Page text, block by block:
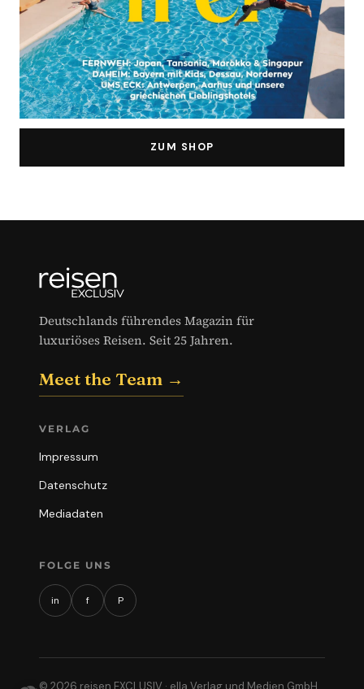
ZUM SHOP
Deutschlands führendes Magazin für
luxuriöses Reisen. Seit 25 Jahren.
Meet the Team →
VERLAG
Impressum
Datenschutz
Mediadaten
FOLGE UNS
in f P
© 2026 reisen EXCLUSIV · ella Verlag und Medien GmbH,